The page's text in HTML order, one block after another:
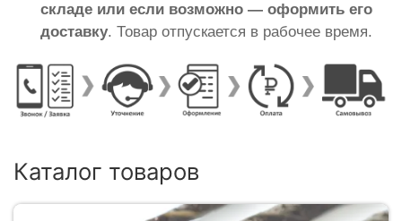
складе или если возможно — оформить его
доставку. Товар отпускается в рабочее время.
Каталог товаров